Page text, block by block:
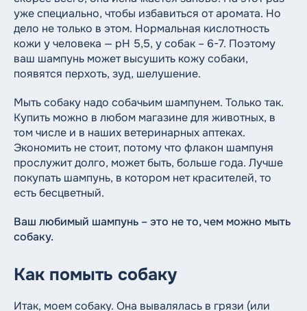
уже специально, чтобы избавиться от аромата. Но
дело не только в этом. Нормальная кислотность
кожи у человека — pH 5,5, у собак – 6-7. Поэтому
ваш шампунь может высушить кожу собаки,
появятся перхоть, зуд, шелушение.
Мыть собаку надо собачьим шампунем. Только так.
Купить можно в любом магазине для животных, в
том числе и в наших ветеринарных аптеках.
Экономить не стоит, потому что флакон шампуня
прослужит долго, может быть, больше года. Лучше
покупать шампунь, в котором нет красителей, то
есть бесцветный.
Ваш любимый шампунь – это не то, чем можно мыть
собаку.
Как помыть собаку
Итак, моем собаку. Она вывалялась в грязи (или